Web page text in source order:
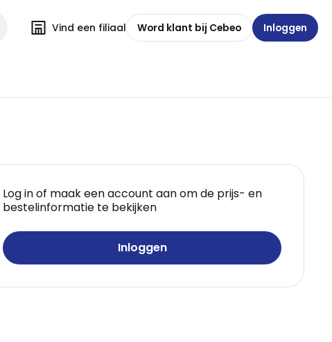
Vind een filiaal Word klant bij Cebeo Inloggen
Log in of maak een account aan om de prijs- en
bestelinformatie te bekijken
Inloggen